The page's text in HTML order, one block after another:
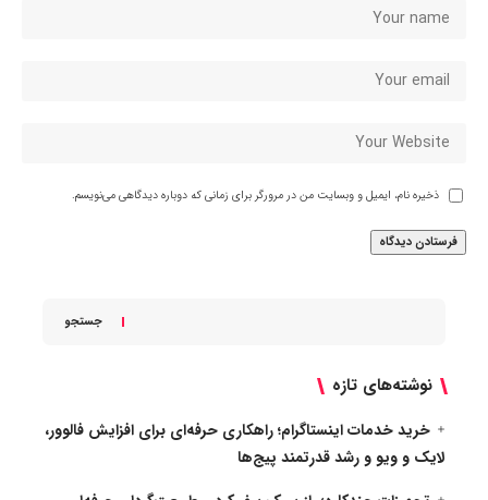
ذخیره نام، ایمیل و وبسایت من در مرورگر برای زمانی که دوباره دیدگاهی می‌نویسم.
جستجو
نوشته‌های تازه
خرید خدمات اینستاگرام؛ راهکاری حرفه‌ای برای افزایش فالوور،
لایک و ویو و رشد قدرتمند پیج‌ها